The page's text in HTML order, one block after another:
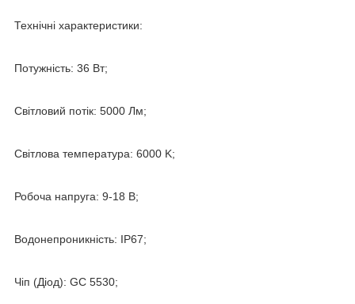
Технічні характеристики:
Потужність: 36 Вт;
Світловий потік: 5000 Лм;
Світлова температура: 6000 K;
Робоча напруга: 9-18 В;
Водонепроникність: IP67;
Чіп (Діод): GC 5530;